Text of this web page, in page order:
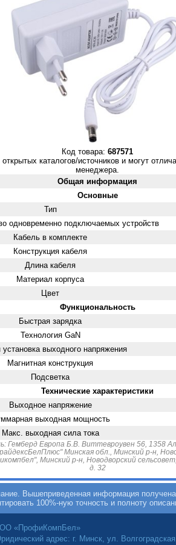
Код товара: 687571
каталогов/источников и могут
менеджера.
Общая информация
Основные
Тип
одновременно подключаемых устройств
Кабель в комплекте
Конструкция кабеля
Длина кабеля
Материал корпуса
Цвет
Функциональность
Быстрая зарядка
Технология GaN
установка выходного напряжения
Магнитная конструкция
Подсветка
Технические характеристики
Выходное напряжение
выходная мощность
Макс. выходная сила тока
Гемберд Европа Б.В. Виттевроувен 56, 1358
Минская обл., Минский р-н,
Минский р-н, Новодворский
д. 32
Вышеприведенная информация
100%-ную точность и полноту
«ПрофиКомпБел»
адрес: г. Минск, ул.